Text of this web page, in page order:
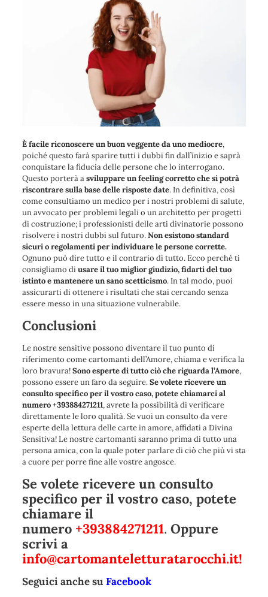
È facile riconoscere un buon veggente da uno mediocre,
poiché questo farà sparire tutti i dubbi fin dall’inizio e saprà
conquistare la fiducia delle persone che lo interrogano.
Questo porterà asviluppare un feeling corretto che si potrà
riscontrare sulla base delle risposte date. In definitiva, così
come consultiamo un medico per i nostri problemi di salute,
un avvocato per problemi legali o un architetto per progetti
di costruzione; i professionisti delle arti divinatorie possono
risolvere i nostri dubbi sul futuro.Non esistono standard
sicuri o regolamenti per individuare le persone corrette.
Ognuno può dire tutto e il contrario di tutto. Ecco perchè ti
consigliamo diusare il tuo miglior giudizio, fidarti del tuo
istinto e mantenere un sano scetticismo. In tal modo, puoi
assicurarti di ottenere i risultati che stai cercando senza
essere messo in una situazione vulnerabile.
Conclusioni
Le nostre sensitive possono diventare il tuo punto di
riferimento come cartomanti dell’Amore, chiama e verifica la
loro bravura!Sono esperte di tutto ciò che riguarda l’Amore,
possono essere un faro da seguire.Se volete ricevere un
consulto specifico per il vostro caso, potete chiamarci al
numero+393884271211, avrete la possibilità di verificare
direttamente le loro qualità. Se vuoi un consulto da vere
esperte della lettura delle carte in amore, affidati a Divina
Sensitiva! Le nostre cartomanti saranno prima di tutto una
persona amica, con la quale poter parlare di ciò che più vi sta
a cuore per porre fine alle vostre angosce.
Se volete ricevere un consulto
specifico per il vostro caso, potete
chiamare il
numero +393884271211. Oppure
scrivi a
info@cartomanteletturatarocchi.it!
Seguici anche su Facebook